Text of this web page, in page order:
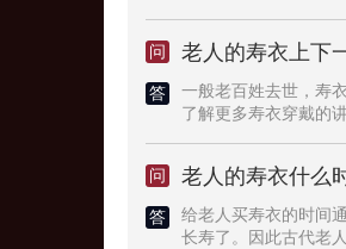
衣价格也会根据材质
重时尚与舒适度的结
问 老人的寿衣上下
答
一般老百姓去世，寿
了解更多寿衣穿戴的
问 老人的寿衣什么
答
给老人买寿衣的时间
长寿了。因此古代老